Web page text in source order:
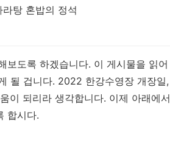
탕 혼밥의 정석
보도록 하겠습니다. 이 게시물을 읽어
될 겁니다. 2022 한강수영장 개장일,
이 되리라 생각합니다. 이제 아래에서
합시다.